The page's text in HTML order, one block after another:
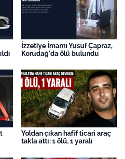
İzzetiye İmamı Yusuf Çapraz,
Korudağ'da ölü bulundu
Yoldan çıkan hafif ticari araç
takla attı: 1 ölü, 1 yaralı